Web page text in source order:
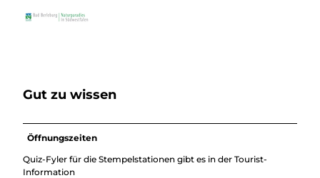
Gut zu wissen
Öffnungszeiten
Quiz-Fyler für die Stempelstationen gibt es in der Tourist-
Information